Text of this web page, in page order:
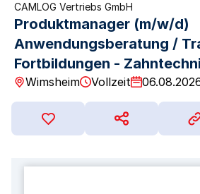
CAMLOG Vertriebs GmbH
Produktmanager (m/w/d)
Anwendungsberatung /
Fortbildungen -
Wimsheim Vollzeit